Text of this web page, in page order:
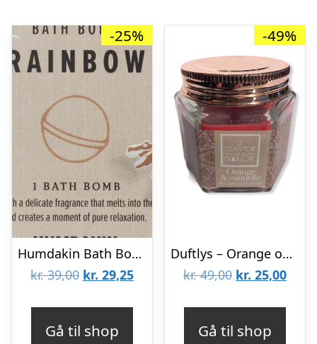
-25%
Humdakin Bath Bomb Mini, Rabarber, 60g.
kr.39,00 Den
kr. 29,25Den
Gå til shop
-49%
Duftlys – Orange og Kanel
kr.49,00 Den
kr. 25,00Den
Gå til shop